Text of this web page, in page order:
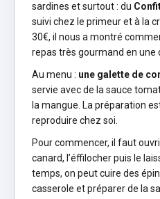
sardines et surtout : du
suivi chez le primeur et à la
30€, il nous a montré
repas très gourmand en une
Au menu : une galette de
servie avec de la sauce
la mangue. La préparation
reproduire chez soi.
Pour commencer, il faut
canard, l’éffilocher puis le
temps, on peut cuire des
casserole et préparer de la